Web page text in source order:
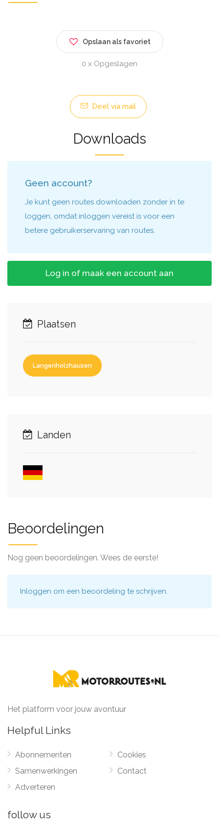
Opslaan als favoriet
0 x Opgeslagen
Deel via mail
Downloads
Geen account?
Je kunt geen routes downloaden zonder in te
loggen, omdat inloggen vereist is voor een
betere gebruikerservaring van routes.
Log in of maak een account aan
Plaatsen
Langenholzhausen
Landen
Beoordelingen
Nog geen beoordelingen. Wees de eerste!
Inloggen om een beoordeling te schrijven.
Het platform voor jouw avontuur
Helpful Links
Abonnementen
Samenwerkingen
Adverteren
Cookies
Contact
follow us